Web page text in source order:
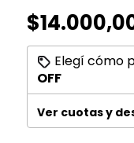
Elegí cómo
OFF
Ver cuotas y